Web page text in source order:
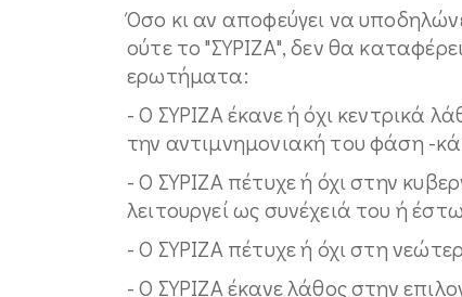
Όσο κι αν αποφεύγει να
ούτε το "ΣΥΡΙΖΑ", δεν θα
ερωτήματα:
- Ο ΣΥΡΙΖΑ έκανε ή όχι κεντρικά
την αντιμνημονιακή του φάση -
- Ο ΣΥΡΙΖΑ πέτυχε ή όχι στην
λειτουργεί ως συνέχειά του ή
- Ο ΣΥΡΙΖΑ πέτυχε ή όχι στη
- Ο ΣΥΡΙΖΑ έκανε λάθος στην